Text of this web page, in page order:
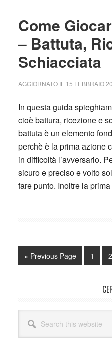
Come
– Battuta,
Schiacciata
AGGIORNATO IL 15 FEBBRAIO
In questa guida
cioè battura, ricezione e
battuta è un elemento
perchè è la prima azione
in difficoltà l’avversario.
sicuro e preciso e volto
fare punto. Inoltre la
« Go
to
Previous Page Page
1 2
Sidebar
this
website